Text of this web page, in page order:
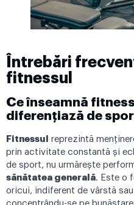
Întrebări
fitnessul
Ce înseamnă
diferențiază de
Fitnessul
reprezintă
prin activitate constantă și
de sport, nu urmărește
sănătatea generală. Este o
oricui, indiferent de vârstă